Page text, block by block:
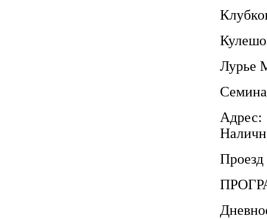
Лурье
Адрес: